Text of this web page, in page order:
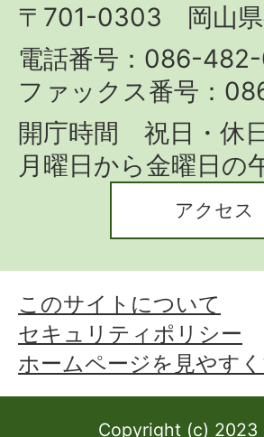
Hayashima
Town
〒701-0303 岡山県
電話番号：086-482-
ファックス番号：
開庁時間 祝日・休
月曜日から金曜日
アクセス
このサイトについて
セキュリティポリシー
ホームページを見やす
Copyright (c) 2023